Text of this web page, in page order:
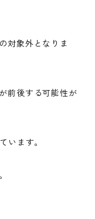
対象外となりま
前後する可能性が
います。